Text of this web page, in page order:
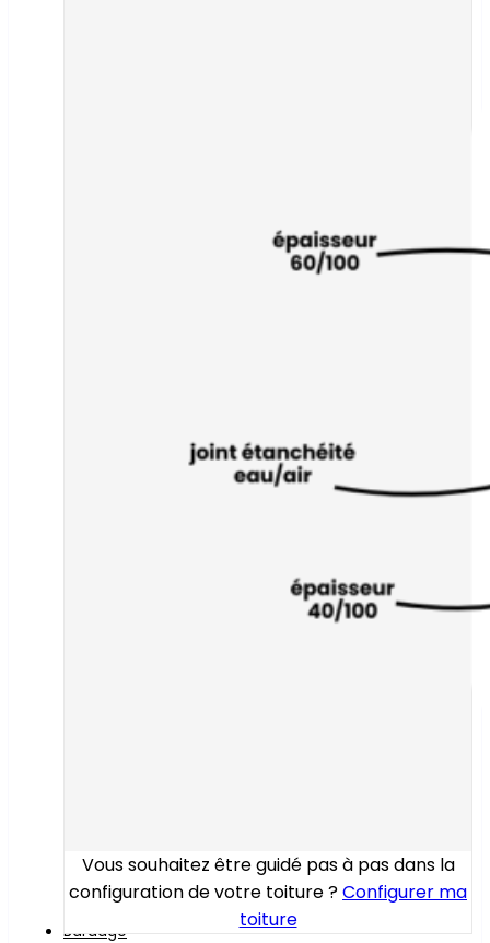
Vous souhaitez être guidé pas à pas dans la
configuration de votre toiture ?Configurer ma
toiture
Bardage